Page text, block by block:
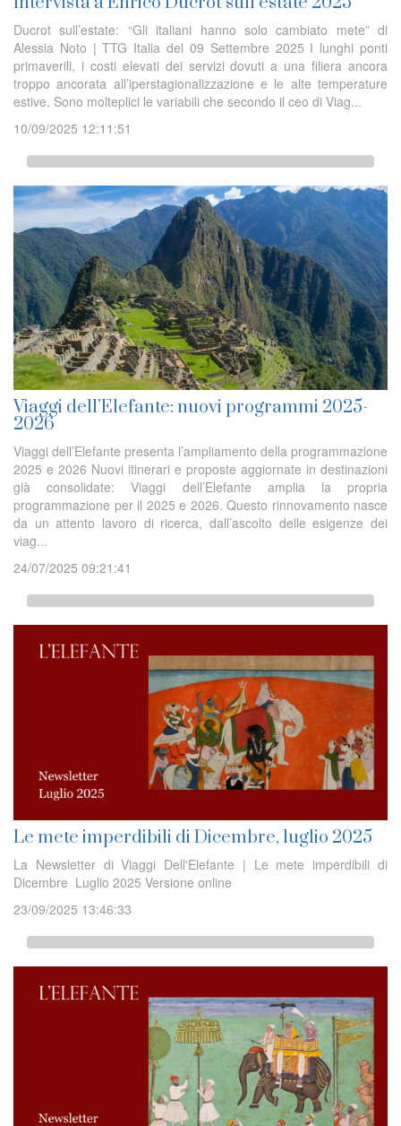
Ducrot sull’estate: “Gli italiani hanno solo cambiato mete” di
Alessia Noto | TTG Italia del 09 Settembre 2025 I lunghi ponti
primaverili, i costi elevati dei servizi dovuti a una filiera ancora
troppo ancorata all’iperstagionalizzazione e le alte temperature
estive. Sono molteplici le variabili che secondo il ceo di Viag...
10/09/2025 12:11:51
Viaggi dell’Elefante: nuovi programmi 2025-
2026
Viaggi dell’Elefante presenta l’ampliamento della programmazione
2025 e 2026 Nuovi itinerari e proposte aggiornate in destinazioni
già consolidate: Viaggi dell’Elefante amplia la propria
programmazione per il 2025 e 2026. Questo rinnovamento nasce
da un attento lavoro di ricerca, dall’ascolto delle esigenze dei
viag...
24/07/2025 09:21:41
Le mete imperdibili di Dicembre, luglio 2025
La Newsletter di Viaggi Dell'Elefante | Le mete imperdibili di
Dicembre Luglio 2025 Versione online
23/09/2025 13:46:33